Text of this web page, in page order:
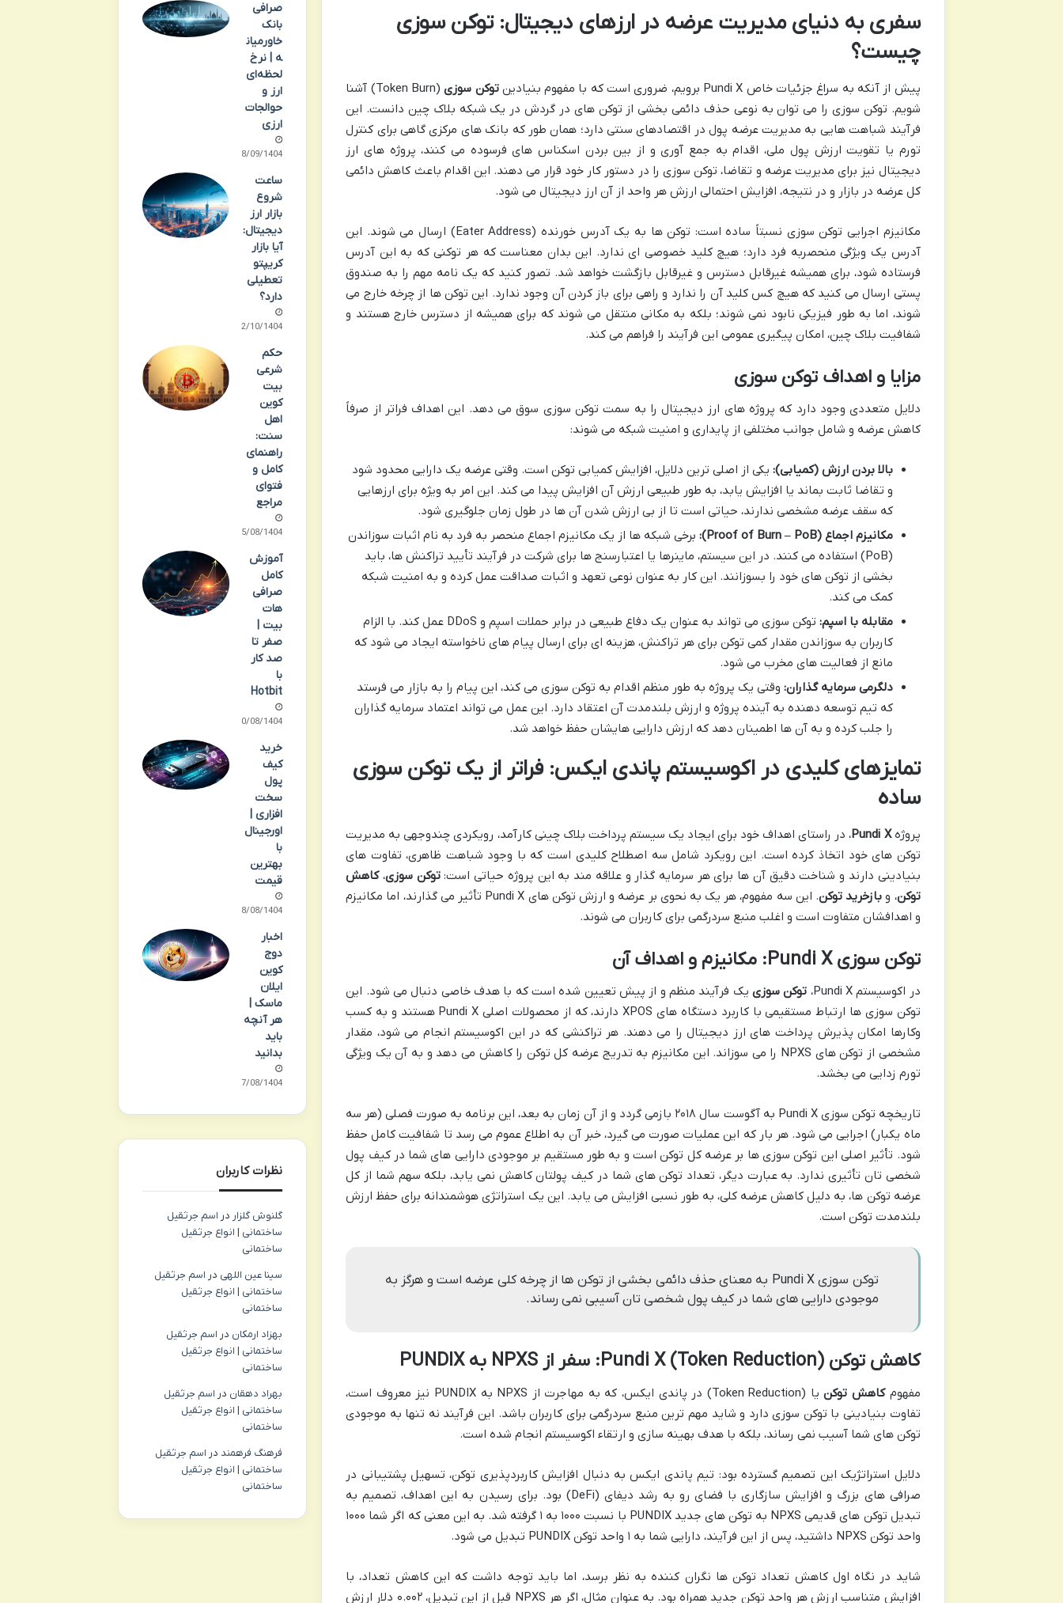
سفری به دنیای مدیریت عرضه در ارزهای دیجیتال: توکن سوزی
چیست؟
پیش از آنکه به سراغ جزئیات خاص Pundi X برویم، ضروری است که با مفهوم بنیادین توکن سوزی
(Token Burn) آشنا
شویم. توکن سوزی را می توان به نوعی حذف دائمی بخشی از توکن های در گردش در یک شبکه بلاک چین دانست. این
فرآیند شباهت هایی به مدیریت عرضه پول در اقتصادهای سنتی دارد؛ همان طور که بانک های مرکزی گاهی برای کنترل
تورم یا تقویت ارزش پول ملی، اقدام به جمع آوری و از بین بردن اسکناس های فرسوده می کنند، پروژه های ارز
دیجیتال نیز برای مدیریت عرضه و تقاضا، توکن سوزی را در دستور کار خود قرار می دهند. این اقدام باعث کاهش دائمی
کل عرضه در بازار و در نتیجه، افزایش احتمالی ارزش هر واحد از آن ارز دیجیتال می شود.
مکانیزم اجرایی توکن سوزی نسبتاً ساده است: توکن ها به یک آدرس خورنده (Eater Address) ارسال می شوند. این
آدرس یک ویژگی منحصربه فرد دارد؛ هیچ کلید خصوصی ای ندارد. این بدان معناست که هر توکنی که به این آدرس
فرستاده شود، برای همیشه غیرقابل دسترس و غیرقابل بازگشت خواهد شد. تصور کنید که یک نامه مهم را به صندوق
پستی ارسال می کنید که هیچ کس کلید آن را ندارد و راهی برای باز کردن آن وجود ندارد. این توکن ها از چرخه خارج می
شوند، اما به طور فیزیکی نابود نمی شوند؛ بلکه به مکانی منتقل می شوند که برای همیشه از دسترس خارج هستند و
شفافیت بلاک چین، امکان پیگیری عمومی این فرآیند را فراهم می کند.
مزایا و اهداف توکن سوزی
دلایل متعددی وجود دارد که پروژه های ارز دیجیتال را به سمت توکن سوزی سوق می دهد. این اهداف فراتر از صرفاً
کاهش عرضه و شامل جوانب مختلفی از پایداری و امنیت شبکه می شوند:
بالا بردن ارزش (کمیابی): یکی از اصلی ترین دلایل، افزایش کمیابی توکن است. وقتی عرضه یک دارایی محدود شود
و تقاضا ثابت بماند یا افزایش یابد، به طور طبیعی ارزش آن افزایش پیدا می کند. این امر به ویژه برای ارزهایی
که سقف عرضه مشخصی ندارند، حیاتی است تا از بی ارزش شدن آن ها در طول زمان جلوگیری شود.
مکانیزم اجماع (Proof of Burn – PoB):
برخی شبکه ها از یک مکانیزم اجماع منحصر به فرد به نام اثبات سوزاندن
(PoB) استفاده می کنند. در این سیستم، ماینرها یا اعتبارسنج ها برای شرکت در فرآیند تأیید تراکنش ها، باید
بخشی از توکن های خود را بسوزانند. این کار به عنوان نوعی تعهد و اثبات صداقت عمل کرده و به امنیت شبکه
کمک می کند.
مقابله با اسپم:
توکن سوزی می تواند به عنوان یک دفاع طبیعی در برابر حملات اسپم و DDoS عمل کند. با الزام
کاربران به سوزاندن مقدار کمی توکن برای هر تراکنش، هزینه ای برای ارسال پیام های ناخواسته ایجاد می شود که
مانع از فعالیت های مخرب می شود.
دلگرمی سرمایه گذاران: وقتی یک پروژه به طور منظم اقدام به توکن سوزی می کند، این پیام را به بازار می فرستد
که تیم توسعه دهنده به آینده پروژه و ارزش بلندمدت آن اعتقاد دارد. این عمل می تواند اعتماد سرمایه گذاران
را جلب کرده و به آن ها اطمینان دهد که ارزش دارایی هایشان حفظ خواهد شد.
تمایزهای کلیدی در اکوسیستم پاندی ایکس: فراتر از یک توکن سوزی
ساده
پروژهPundi X، در راستای اهداف خود برای ایجاد یک سیستم پرداخت بلاک چینی کارآمد، رویکردی چندوجهی به مدیریت
توکن های خود اتخاذ کرده است. این رویکرد شامل سه اصطلاح کلیدی است که با وجود شباهت ظاهری، تفاوت های
بنیادینی دارند و شناخت دقیق آن ها برای هر سرمایه گذار و علاقه مند به این پروژه حیاتی است:توکن سوزی،کاهش
توکن، و بازخرید توکن
. این سه مفهوم، هر یک به نحوی بر عرضه و ارزش توکن های Pundi X تأثیر می گذارند، اما مکانیزم
و اهدافشان متفاوت است و اغلب منبع سردرگمی برای کاربران می شوند.
توکن سوزی Pundi X: مکانیزم و اهداف آن
در اکوسیستم Pundi X، توکن سوزی یک فرآیند منظم و از پیش تعیین شده است که با هدف خاصی دنبال می شود. این
توکن سوزی ها ارتباط مستقیمی با کاربرد دستگاه های XPOS دارند، که از محصولات اصلی Pundi X هستند و به کسب
وکارها امکان پذیرش پرداخت های ارز دیجیتال را می دهند. هر تراکنشی که در این اکوسیستم انجام می شود، مقدار
مشخصی از توکن های NPXS را می سوزاند. این مکانیزم به تدریج عرضه کل توکن را کاهش می دهد و به آن یک ویژگی
تورم زدایی می بخشد.
تاریخچه توکن سوزی Pundi X به آگوست سال ۲۰۱۸ بازمی گردد و از آن زمان به بعد، این برنامه به صورت فصلی (هر سه
ماه یکبار) اجرایی می شود. هر بار که این عملیات صورت می گیرد، خبر آن به اطلاع عموم می رسد تا شفافیت کامل حفظ
شود. تأثیر اصلی این توکن سوزی ها بر عرضه کل توکن است و به طور مستقیم بر موجودی دارایی های شما در کیف پول
شخصی تان تأثیری ندارد. به عبارت دیگر، تعداد توکن های شما در کیف پولتان کاهش نمی یابد، بلکه سهم شما از کل
عرضه توکن ها، به دلیل کاهش عرضه کلی، به طور نسبی افزایش می یابد. این یک استراتژی هوشمندانه برای حفظ ارزش
بلندمدت توکن است.
توکن سوزی Pundi X به معنای حذف دائمی بخشی از توکن ها از چرخه کلی عرضه است و هرگز به
موجودی دارایی های شما در کیف پول شخصی تان آسیبی نمی رساند.
کاهش توکن Pundi X (Token Reduction): سفر از NPXS به PUNDIX
مفهومکاهش توکن
یا (Token Reduction) در پاندی ایکس، که به مهاجرت از NPXS به PUNDIX نیز معروف است،
تفاوت بنیادینی با توکن سوزی دارد و شاید مهم ترین منبع سردرگمی برای کاربران باشد. این فرآیند نه تنها به موجودی
توکن های شما آسیب نمی رساند، بلکه با هدف بهینه سازی و ارتقاء اکوسیستم انجام شده است.
دلایل استراتژیک این تصمیم گسترده بود: تیم پاندی ایکس به دنبال افزایش کاربردپذیری توکن، تسهیل پشتیبانی در
صرافی های بزرگ و افزایش سازگاری با فضای رو به رشد دیفای (DeFi) بود. برای رسیدن به این اهداف، تصمیم به
تبدیل توکن های قدیمی NPXS به توکن های جدید PUNDIX با نسبت ۱۰۰۰ به ۱ گرفته شد. به این معنی که اگر شما ۱۰۰۰
واحد توکن NPXS داشتید، پس از این فرآیند، دارایی شما به ۱ واحد توکن PUNDIX تبدیل می شود.
شاید در نگاه اول کاهش تعداد توکن ها نگران کننده به نظر برسد، اما باید توجه داشت که این کاهش تعداد، با
افزایش متناسب ارزش هر واحد توکن جدید همراه بود. به عنوان مثال، اگر هر NPXS قبل از این تبدیل، ۰.۰۰۲ دلار ارزش
صرافی
بانک
خاورمیان
ه | نرخ
لحظه‌ای
ارز و
حوالجات
ارزی
28/09/1404
ساعت
شروع
بازار ارز
دیجیتال:
آیا بازار
کریپتو
تعطیلی
دارد؟
12/10/1404
حکم
شرعی
بیت
کوین
اهل
سنت:
راهنمای
کامل و
فتوای
مراجع
25/08/1404
آموزش
کامل
صرافی
هات
بیت |
صفر تا
صد کار
با
Hotbit
20/08/1404
خرید
کیف
پول
سخت
افزاری |
اورجینال
با
بهترین
قیمت
18/08/1404
اخبار
دوج
کوین
ایلان
ماسک |
هر آنچه
باید
بدانید
17/08/1404
نظرات کاربران
گلنوش گلزار در اسم جرثقیل
ساختمانی | انواع جرثقیل
ساختمانی
سینا عین اللهی در اسم جرثقیل
ساختمانی | انواع جرثقیل
ساختمانی
بهزاد ارمکان در اسم جرثقیل
ساختمانی | انواع جرثقیل
ساختمانی
بهراد دهقان در اسم جرثقیل
ساختمانی | انواع جرثقیل
ساختمانی
فرهنگ فرهمند در اسم جرثقیل
ساختمانی | انواع جرثقیل
ساختمانی